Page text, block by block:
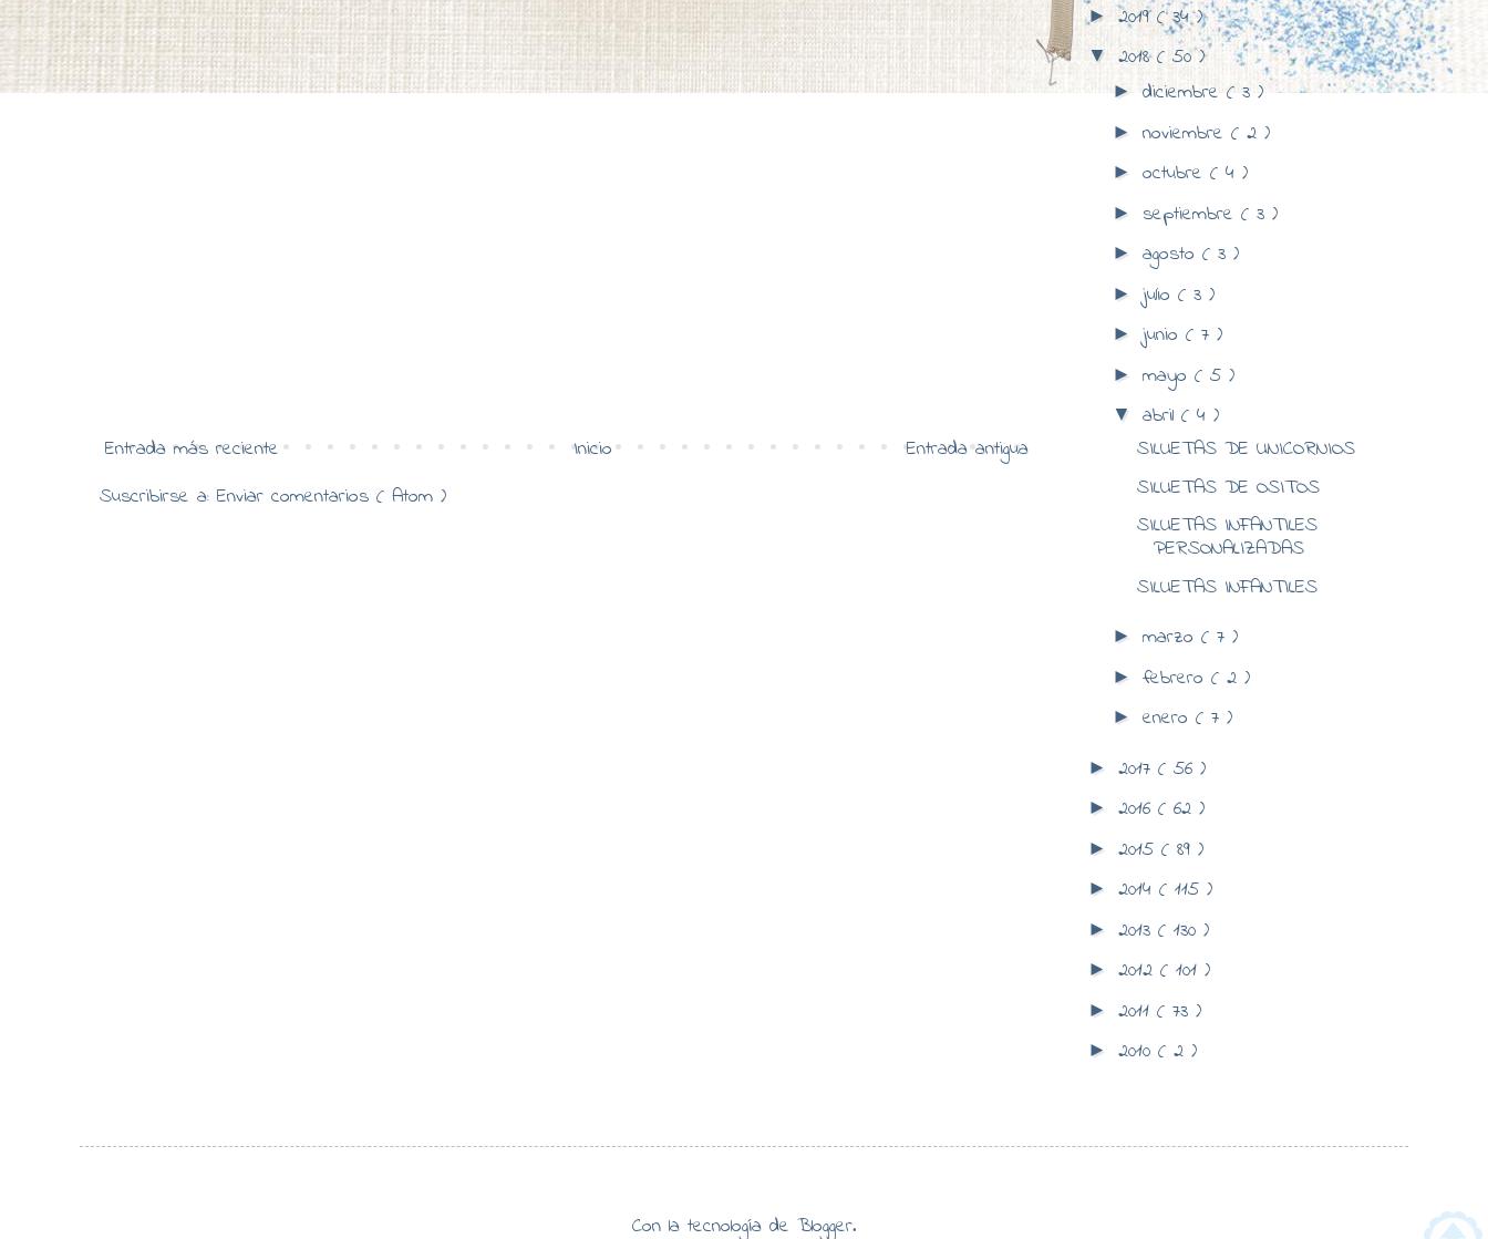
Entrada más reciente Entrada antigua
Inicio
Suscribirse a: Enviar comentarios ( Atom )
►2019( 34 )
▼ 2018( 50 )
► diciembre( 3 )
► noviembre ( 2 )
► octubre ( 4 )
► septiembre ( 3 )
► agosto ( 3 )
► julio ( 3 )
► junio ( 7 )
► mayo ( 5 )
▼ abril ( 4 )
SILUETAS DE UNICORNIOS
SILUETAS DE OSITOS
SILUETAS INFANTILES
PERSONALIZADAS
SILUETAS INFANTILES
► marzo ( 7 )
► febrero ( 2 )
► enero ( 7 )
► 2017 ( 56 )
► 2016 ( 62 )
► 2015 ( 89 )
► 2014 ( 115 )
► 2013 ( 130 )
► 2012 ( 101 )
► 2011 ( 73 )
► 2010 ( 2 )
Con la tecnología de Blogger.